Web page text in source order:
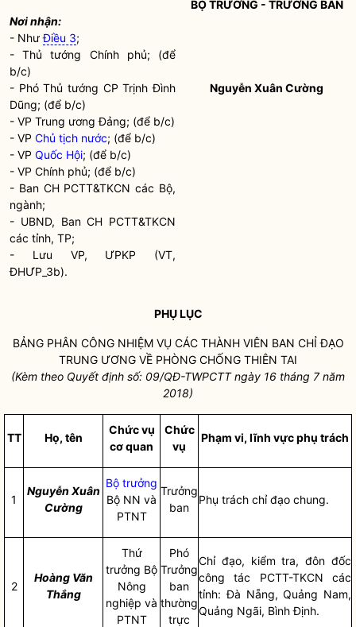
Nơi nhận:
- NhưĐiều 3;
- Thủ tướng Chính phủ; (để
b/c)
- Phó Thủ tướng CP Trịnh Đình
Dũng; (để b/c)
- VP Trung ương Đảng; (để b/c)
- VPChủ tịch nước; (để b/c)
- VPQuốc Hội; (để b/c)
- VP Chính phủ; (để b/c)
- Ban CH PCTT&TKCN các Bộ,
ngành;
- UBND, Ban CH PCTT&TKCN
các tỉnh, TP;
- Lưu VP, ƯPKP (VT,
ĐHƯP_3b).
BỘ TRƯỞNG - TRƯỞNG BAN
Nguyễn Xuân Cường
PHỤ LỤC
BẢNG PHÂN CÔNG NHIỆM VỤ CÁC THÀNH VIÊN BAN CHỈ ĐẠO
TRUNG ƯƠNG VỀ PHÒNG CHỐNG THIÊN TAI
(Kèm theo Quyết định số: 09/QĐ-TWPCTT ngày 16 tháng 7năm
2018)
TT Họ, tên
Chức vụ
cơ quan
Chức
vụ
Phạm vi, lĩnh vực phụ trách
1
Nguyễn Xuân
Cường
Bộ trưởng
Bộ NN và
PTNT
Trưởng
ban
Phụ trách chỉ đạo chung.
2
Hoàng Văn
Thắng
Thứ
trưởng Bộ
Nông
nghiệp và
PTNT
Phó
Trưởng
ban
thường
trực
Chỉ đạo, kiểm tra, đôn đốc
công tác PCTT-TKCN các
tỉnh: Đà Nẵng, Quảng Nam,
Quảng Ngãi, Bình Định.